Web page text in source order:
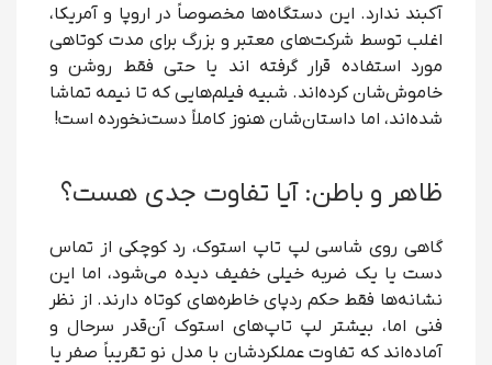
آکبند ندارد. این دستگاه‌ها مخصوصاً در اروپا و آمریکا،
اغلب توسط شرکت‌های معتبر و بزرگ برای مدت کوتاهی
مورد استفاده قرار گرفته اند یا حتی فقط روشن و
خاموش‌شان کرده‌اند. شبیه فیلم‌هایی که تا نیمه تماشا
شده‌اند، اما داستان‌شان هنوز کاملاً دست‌نخورده است!
ظاهر و باطن: آیا تفاوت جدی هست؟
گاهی روی شاسی لپ تاپ استوک، رد کوچکی از تماس
دست یا یک ضربه خیلی خفیف دیده می‌شود، اما این
نشانه‌ها فقط حکم ردپای خاطره‌های کوتاه دارند. از نظر
فنی اما، بیشتر لپ تاپ‌های استوک آن‌قدر سرحال و
آماده‌اند که تفاوت عملکردشان با مدل نو تقریباً صفر یا